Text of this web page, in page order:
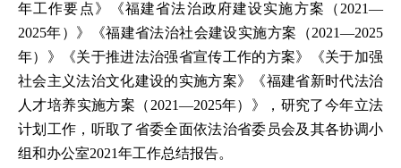
年工作要点》《福建省法治政府建设实施方案（2021—
2025年）》《福建省法治社会建设实施方案（2021—2025
年）》《关于推进法治强省宣传工作的方案》《关于加强
社会主义法治文化建设的实施方案》《福建省新时代法治
人才培养实施方案（2021—2025年）》，研究了今年立法
计划工作，听取了省委全面依法治省委员会及其各协调小
组和办公室2021年工作总结报告。